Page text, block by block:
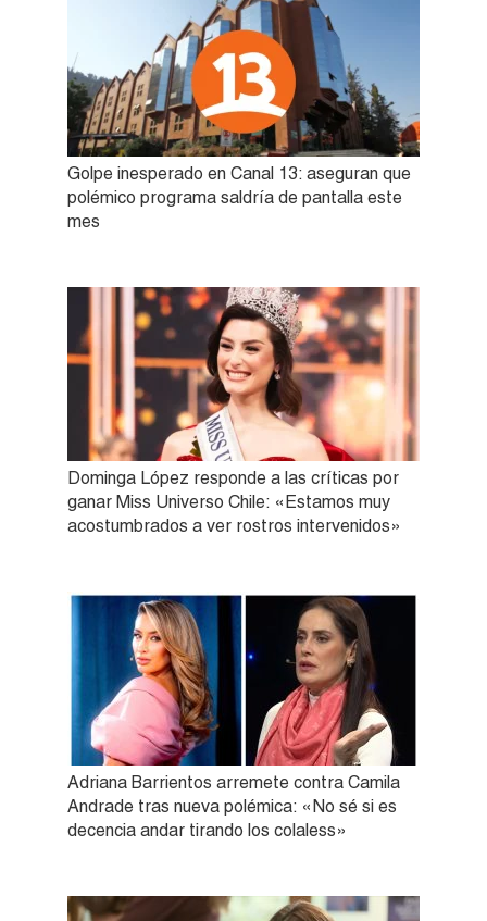
Golpe inesperado en Canal 13: aseguran que
polémico programa saldría de pantalla este
mes
Dominga López responde a las críticas por
ganar Miss Universo Chile: «Estamos muy
acostumbrados a ver rostros intervenidos»
Adriana Barrientos arremete contra Camila
Andrade tras nueva polémica: «No sé si es
decencia andar tirando los colaless»